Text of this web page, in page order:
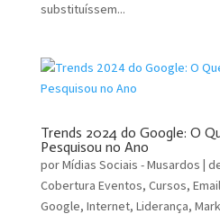
substituíssem...
Trends 2024 do Google: O
Pesquisou no Ano
porMídias Sociais - Musardos |
Cobertura Eventos, Cursos,
Google, Internet, Liderança,